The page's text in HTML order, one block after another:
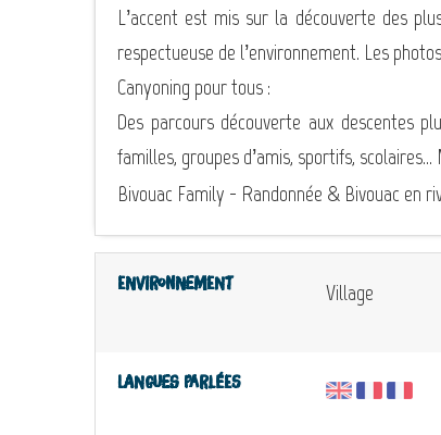
L’accent est mis sur la découverte des
respectueuse de l’environnement. Les
Canyoning pour tous :
Des parcours découverte aux descentes
familles, groupes d’amis, sportifs,
Bivouac Family - Randonnée & Bivouac en
Environnement Village
Langues parlées